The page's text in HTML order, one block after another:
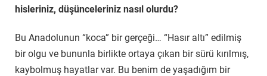
hisleriniz, düşünceleriniz nasıl olurdu?
Bu Anadolunun “koca” bir gerçeği… “Hasır altı” edilmiş
bir olgu ve bununla birlikte ortaya çıkan bir sürü kırılmış,
kaybolmuş hayatlar var. Bu benim de yaşadığım bir